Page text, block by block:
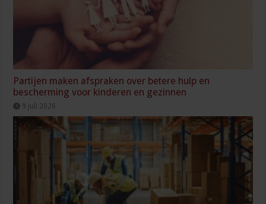
Partijen maken afspraken over betere hulp en
bescherming voor kinderen en gezinnen
9 juli 2026